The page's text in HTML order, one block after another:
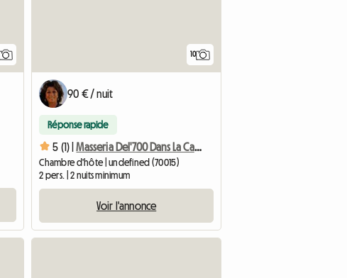
10
90 € / nuit
Réponse rapide
5 (1) | Masseria Del'700 Dans La Campagne Des Pouilles, Salle Blanche
Chambre d'hôte | undefined (70015)
2 pers. | 2 nuits minimum
Voir l'annonce